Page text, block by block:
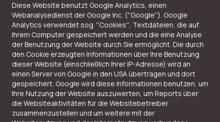
Diese Website benutzt Google Analytics, einen
Webanalysedienst der Google Inc. (''Google''). Google
Analytics verwendet sog. ''Cookies'', Textdateien, die auf
Ihrem Computer gespeichert werden und die eine Analyse
der Benutzung der Website durch Sie ermöglicht. Die durch
den Cookie erzeugten Informationen über Ihre Benutzung
dieser Website (einschließlich Ihrer IP-Adresse) wird an
einen Server von Google in den USA übertragen und dort
gespeichert. Google wird diese Informationen benutzen, um
Ihre Nutzung der Website auszuwerten, um Reports über
die Websiteaktivitäten für die Websitebetreiber
zusammenzustellen und um weitere mit der